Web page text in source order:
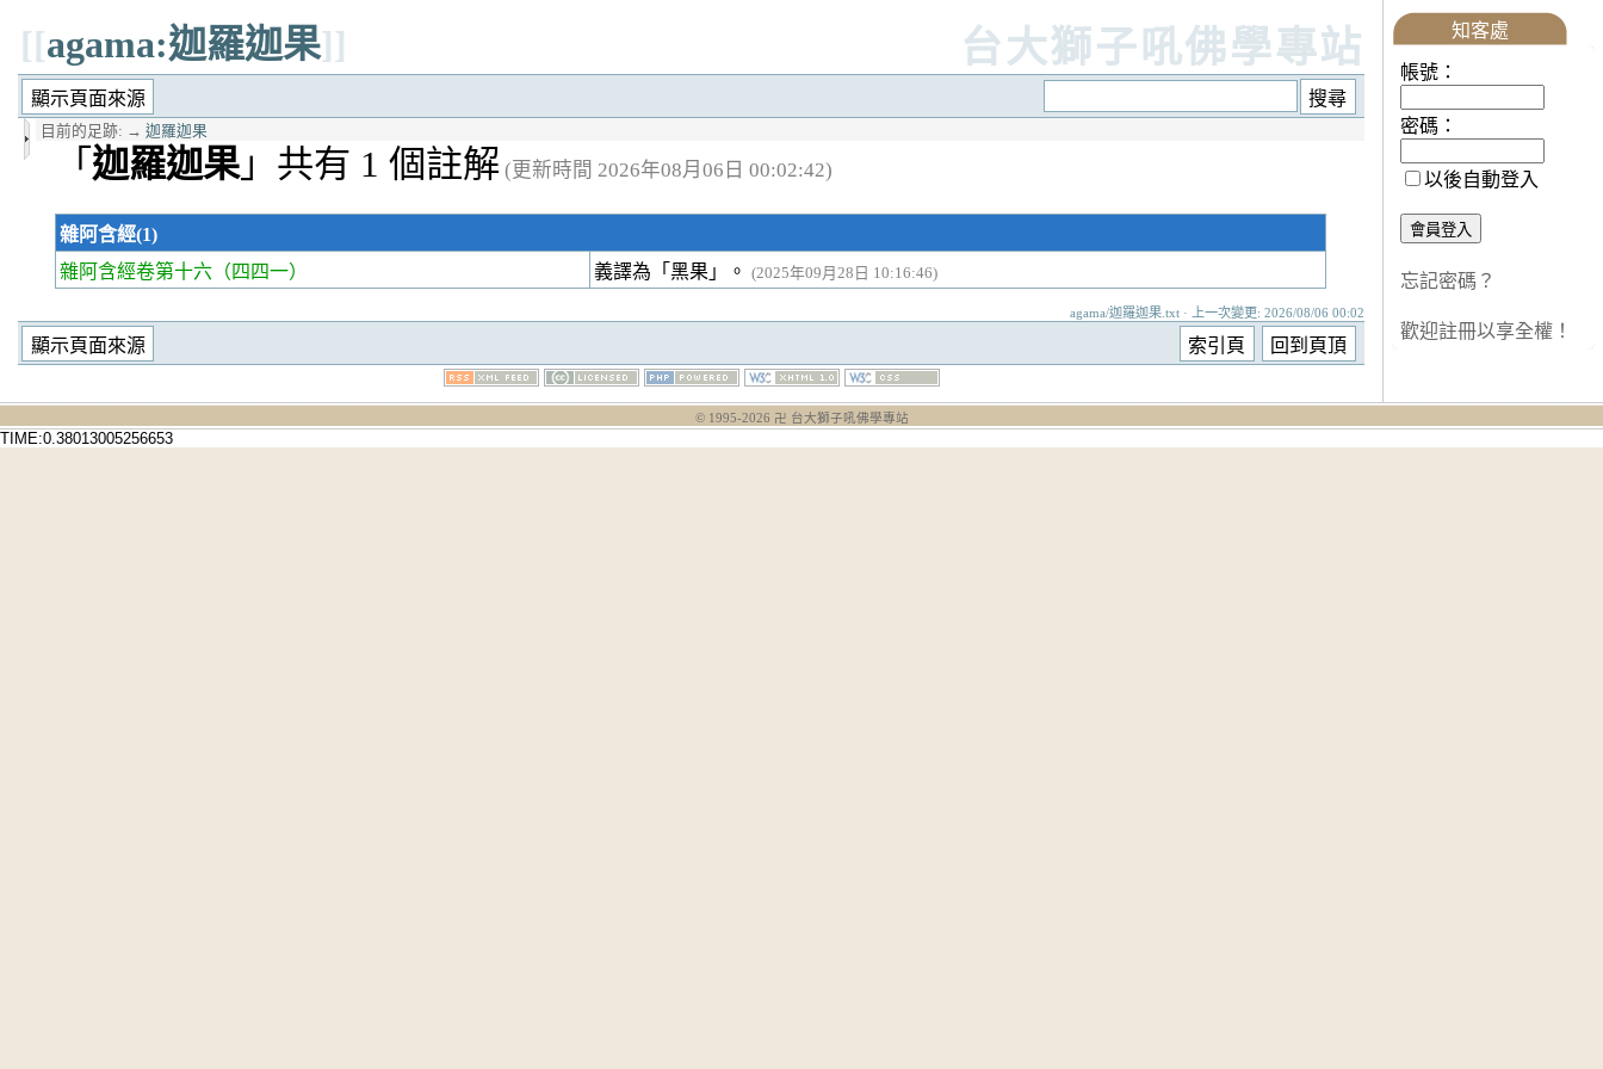
[[agama:迦羅迦果]] 台大獅子吼佛學專站
目前的足跡: → 迦羅迦果
「 迦羅迦果」共有 1 個註解 (更新時間 2026年08月06日 00:02:42)
雜阿含經(1)
雜阿含經卷第十六 （四四一） 義譯為「黑果」。 (2025年09月28日 10:16:46)
agama/迦羅迦果.txt · 上一次變更: 2026/08/06 00:02
知客處
帳號：
密碼：
以後自動登入
忘記密碼？
歡迎註冊以享全權！
© 1995-2026 卍 台大獅子吼佛學專站
TIME:0.38013005256653